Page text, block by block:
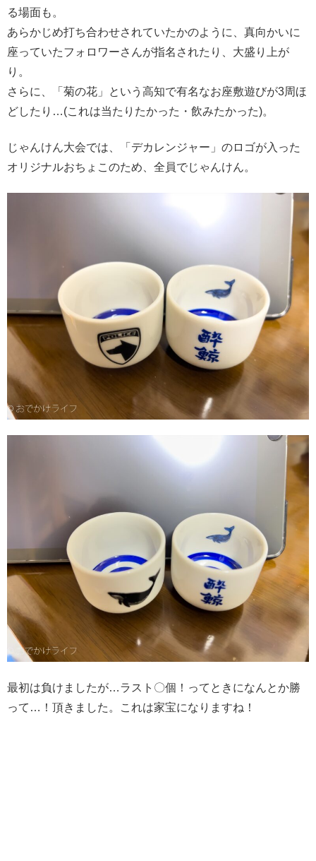
る場面も。
あらかじめ打ち合わせされていたかのように、真向かいに
座っていたフォロワーさんが指名されたり、大盛り上が
り。
さらに、「菊の花」という高知で有名なお座敷遊びが3周ほ
どしたり…(これは当たりたかった・飲みたかった)。
じゃんけん大会では、「デカレンジャー」のロゴが入った
オリジナルおちょこのため、全員でじゃんけん。
最初は負けましたが…ラスト〇個！ってときになんとか勝
って…！頂きました。これは家宝になりますね！